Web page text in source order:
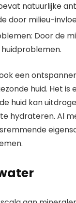
natuurlijke
door milieu-
Door de
een
huid. Het
huid kan
hydrateren. Al